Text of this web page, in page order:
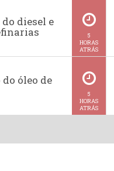
do diesel e
5
HORAS
ATRÁS
óleo de
5
HORAS
ATRÁS